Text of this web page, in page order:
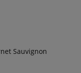
Sauvignon